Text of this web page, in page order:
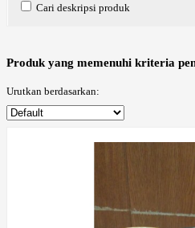
Cari deskripsi produk
Produk yang memenuhi kriteria
Urutkan berdasarkan: